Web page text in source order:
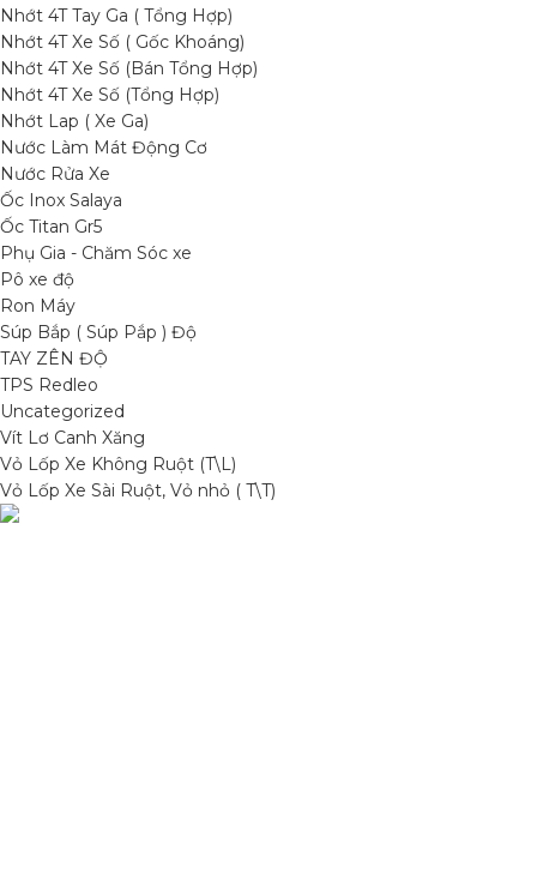
Nhớt 4T Tay Ga ( Tổng Hợp)
Nhớt 4T Xe Số ( Gốc Khoáng)
Nhớt 4T Xe Số (Bán Tổng Hợp)
Nhớt 4T Xe Số (Tổng Hợp)
Nhớt Lap ( Xe Ga)
Nước Làm Mát Động Cơ
Nước Rửa Xe
Ốc Inox Salaya
Ốc Titan Gr5
Phụ Gia - Chăm Sóc xe
Pô xe độ
Ron Máy
Súp Bắp ( Súp Pắp ) Độ
TAY ZÊN ĐỘ
TPS Redleo
Uncategorized
Vít Lơ Canh Xăng
Vỏ Lốp Xe Không Ruột (T\L)
Vỏ Lốp Xe Sài Ruột, Vỏ nhỏ ( T\T)